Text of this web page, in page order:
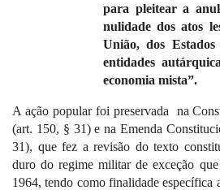
para pleitear a
nulidade dos atos
União, dos
entidades
economia mista”.
A ação popular foi preservada na
(art. 150, § 31) e na Emenda
31), que fez a revisão do texto
duro do regime militar de exceção
1964, tendo como finalidade específica